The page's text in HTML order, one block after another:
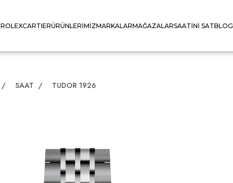
ROLEXCARTIERÜRÜNLERIMIZMARKALARMAĞAZALARSAATINI SATBLOG
/ SAAT /
TUDOR 1926